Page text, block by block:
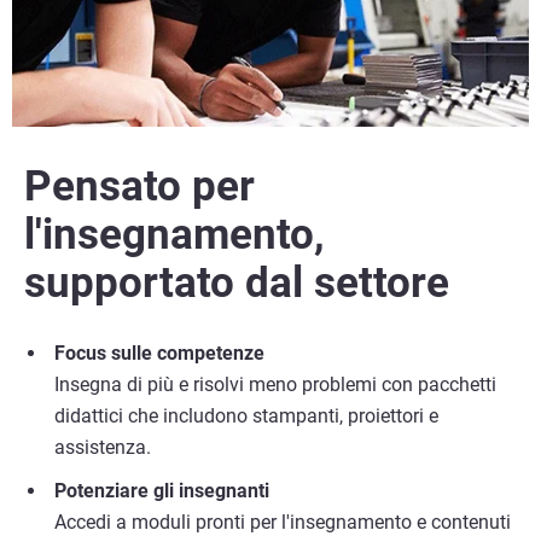
Pensato per
l'insegnamento,
supportato dal settore
Focus sulle competenze
Insegna di più e risolvi meno problemi con pacchetti
didattici che includono stampanti, proiettori e
assistenza.
Potenziare gli insegnanti
Accedi a moduli pronti per l'insegnamento e contenuti